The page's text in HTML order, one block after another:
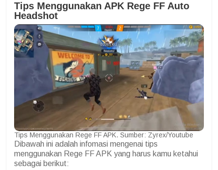
Tips Menggunakan APK Rege FF Auto
Headshot
Tips Menggunakan Rege FF APK. Sumber: Zyrex/Youtube
Dibawah ini adalah infomasi mengenai tips
menggunakan Rege FF APK yang harus kamu ketahui
sebagai berikut: